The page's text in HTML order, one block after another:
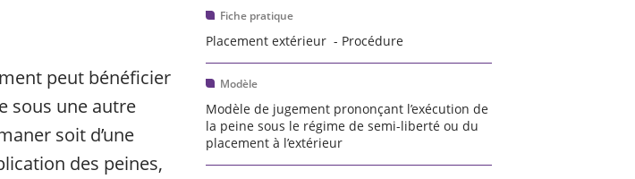
peut bénéficier
sous une autre
soit d’une
des peines,
Fiche pratique
Placement extérieur - Procédure
Modèle
Modèle de jugement prononçant l’exécution de
la peine sous le régime de semi-liberté ou du
placement à l’extérieur